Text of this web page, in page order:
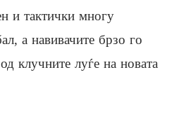
и тактички многу
а навивачите брзо го
клучните луѓе на новата